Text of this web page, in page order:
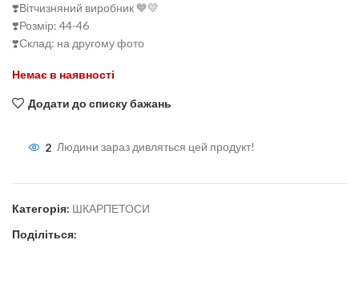
❣️Вітчизняний виробник 💙💛
❣️Розмір: 44-46
❣️Склад: на другому фото
Немає в наявності
Додати до списку бажань
2 Людини зараз дивляться цей продукт!
Категорія: ШКАРПЕТОСИ
Поділіться: